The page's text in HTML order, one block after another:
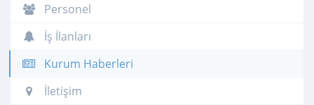
Personel
İş İlanları
Kurum Haberleri
İletişim